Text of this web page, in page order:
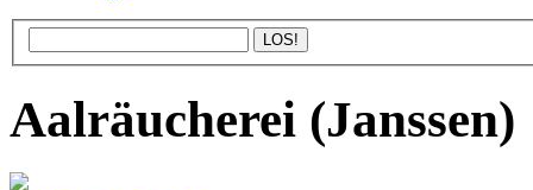
Aalräucherei (Janssen)